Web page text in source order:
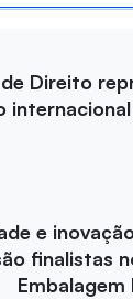
Direito
e
finalistas